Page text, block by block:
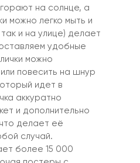
на солнце, а
можно легко мыть и
и на улице) делает
удобные
можно
повесить на шнур
идет в
аккуратно
и дополнительно
делает её
случай.
более 15 000